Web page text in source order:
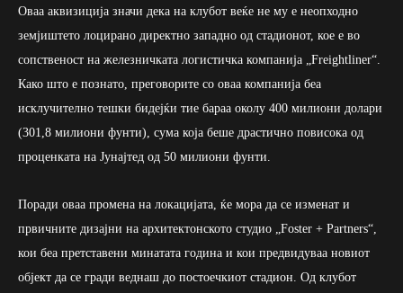
Оваа аквизиција значи дека на клубот веќе не му е неопходно
земјиштето лоцирано директно западно од стадионот, кое е во
сопственост на железничката логистичка компанија „Freightliner“.
Како што е познато, преговорите со оваа компанија беа
исклучително тешки бидејќи тие бараа околу 400 милиони долари
(301,8 милиони фунти), сума која беше драстично повисока од
проценката на Јунајтед од 50 милиони фунти.
Поради оваа промена на локацијата, ќе мора да се изменат и
првичните дизајни на архитектонското студио „Foster + Partners“,
кои беа претставени минатата година и кои предвидуваа новиот
објект да се гради веднаш до постоечкиот стадион. Од клубот